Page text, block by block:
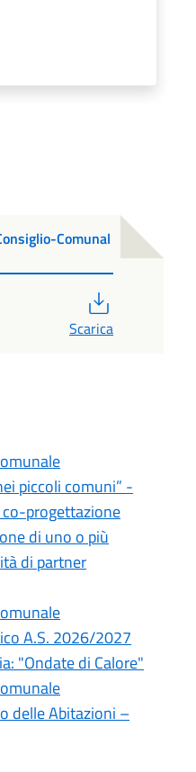
Comunal
Scarica
piccoli comuni” -
progettazione
di uno o più
di partner
A.S. 2026/2027
"Ondate di Calore"
delle Abitazioni –